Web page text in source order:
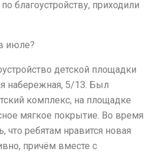
благоустройству, приходили
июле?
детской площадки
набережная, 5/13. Был
комплекс, на площадке
мягкое покрытие. Во время
ребятам нравится новая
причём вместе с